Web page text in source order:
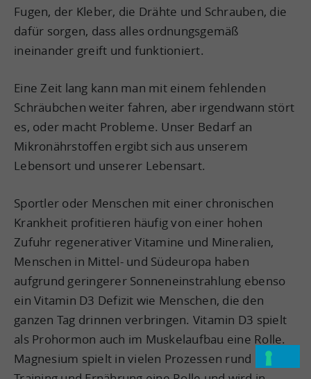
Fugen, der Kleber, die Drähte und Schrauben, die
dafür sorgen, dass alles ordnungsgemäß
ineinander greift und funktioniert.
Eine Zeit lang kann man mit einem fehlenden
Schräubchen weiter fahren, aber irgendwann stört
es, oder macht Probleme. Unser Bedarf an
Mikronährstoffen ergibt sich aus unserem
Lebensort und unserer Lebensart.
Sportler oder Menschen mit einer chronischen
Krankheit profitieren häufig von einer hohen
Zufuhr regenerativer Vitamine und Mineralien,
Menschen in Mittel- und Südeuropa haben
aufgrund geringerer Sonneneinstrahlung ebenso
ein Vitamin D3 Defizit wie Menschen, die den
ganzen Tag drinnen verbringen. Vitamin D3 spielt
als Prohormon auch im Muskelaufbau eine Rolle.
Magnesium spielt in vielen Prozessen rund um